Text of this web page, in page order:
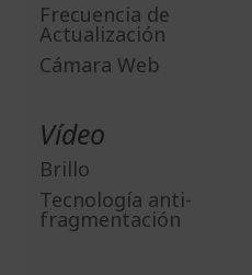
Frecuencia de
Actualización
Cámara Web
Vídeo
Brillo
Tecnología anti-
fragmentación